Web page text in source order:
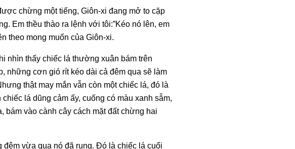
chừng một tiếng, Giôn-xi đang mở to cặp
Em thều thào ra lệnh với tôi:”Kéo nó lên, em
theo mong muốn của Giôn-xi.
nhìn thấy chiếc lá thường xuân bám trên
những cơn gió rít kéo dài cả đêm qua sẽ làm
thật may mắn vẫn còn một chiếc lá, đó là
lá dũng cảm ấy, cuống có màu xanh sẫm,
bám vào cành cây cách mặt đất chừng hai
vừa qua nó đã rụng. Đó là chiếc lá cuối